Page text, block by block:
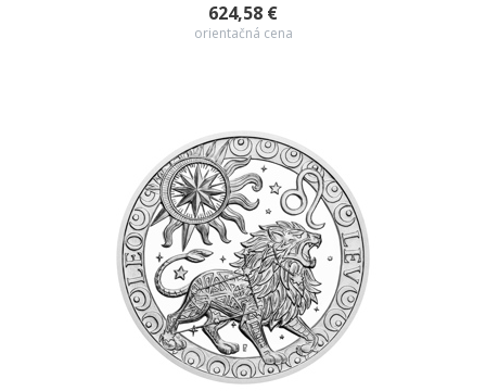
624,58 €
orientačná cena